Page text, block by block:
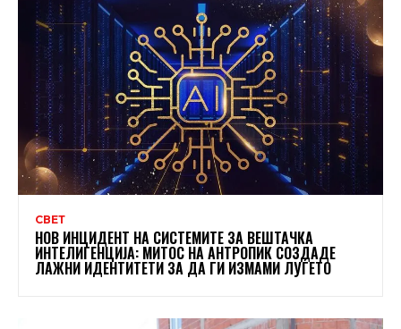
СВЕТ
НОВ ИНЦИДЕНТ НА СИСТЕМИТЕ ЗА ВЕШТАЧКА
ИНТЕЛИГЕНЦИЈА: МИТОС НА АНТРОПИК СОЗДАДЕ
ЛАЖНИ ИДЕНТИТЕТИ ЗА ДА ГИ ИЗМАМИ ЛУЃЕТО